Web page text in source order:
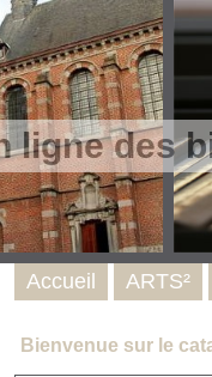
ligne des
Bienvenue sur le
Accueil ARTS²